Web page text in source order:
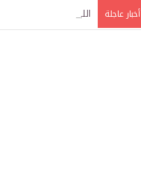
أخبار عاجلة الليمون والقرفة في